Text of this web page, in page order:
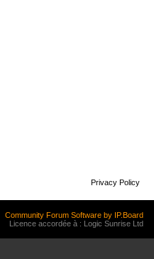
Privacy Policy
Community Forum Software by IP.Board
Licence accordée à : Logic Sunrise Ltd